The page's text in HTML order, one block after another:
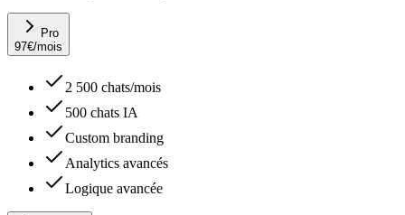
Pro
97€/mois
2 500 chats/mois
500 chats IA
Custom branding
Analytics avancés
Logique avancée